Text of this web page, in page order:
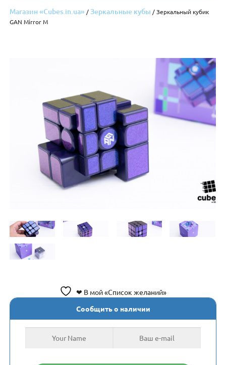
Магазин «Cubes.in.ua» /Зеркальные кубы / Зеркальный кубик
GAN Mirror M
❤ В мой «Список желаний»
Сообщить о наличии